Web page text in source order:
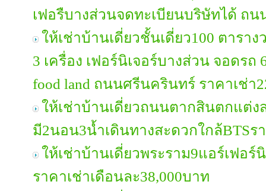
เฟอรืบางส่วนจดทะเบียนบริษัทได้ ถน
ให้เช่าบ้านเดี่ยวชั้นเดี่ยว100 ตารา
3 เครื่อง เฟอร์นิเจอร์บางส่วน จอดรถ
food land ถนนศรีนครินทร์ ราคาเช่า
ให้เช่าบ้านเดี่ยวถนนตากสินตกแต่ง
มี2นอน3น้ำเดินทางสะดวกใกล้BTSร
ให้เช่าบ้านเดี่ยวพระราม9แอร์เฟอ
ราคาเช่าเดือนละ38,000บาท